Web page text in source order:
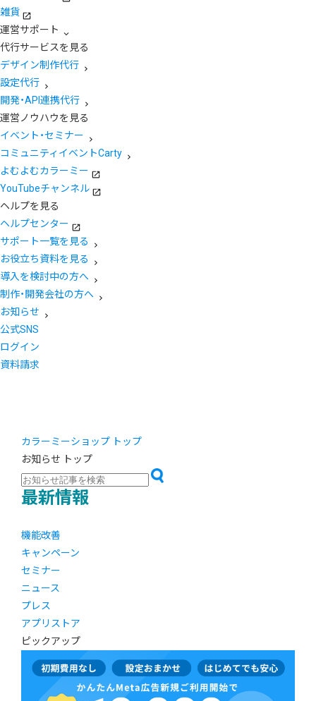
雑貨
運営サポート
代行サービスを見る
デザイン制作代行
設定代行
開発・API連携代行
運営ノウハウを見る
イベント・セミナー
コミュニティイベントCarty
よむよむカラーミー
YouTubeチャンネル
ヘルプを見る
ヘルプセンター
サポート一覧を見る
お役立ち資料を見る
導入を検討中の方へ
制作・開発会社の方へ
お知らせ
公式SNS
ログイン
資料請求
カラーミーショップ トップ
お知らせ トップ
最新情報
機能改善
キャンペーン
セミナー
ニュース
プレス
アプリストア
ピックアップ